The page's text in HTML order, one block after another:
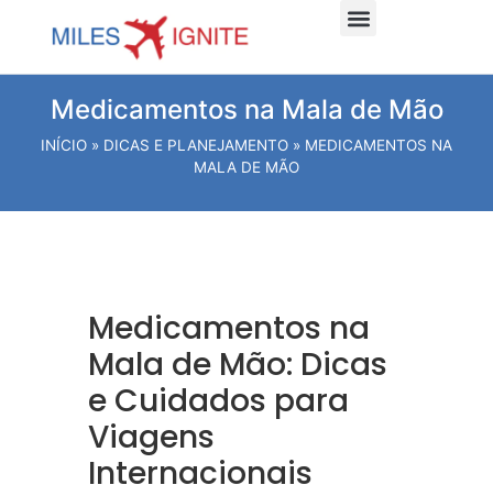
Medicamentos na Mala de Mão
INÍCIO » DICAS E PLANEJAMENTO » MEDICAMENTOS NA
MALA DE MÃO
Medicamentos na
Mala de Mão: Dicas
e Cuidados para
Viagens
Internacionais